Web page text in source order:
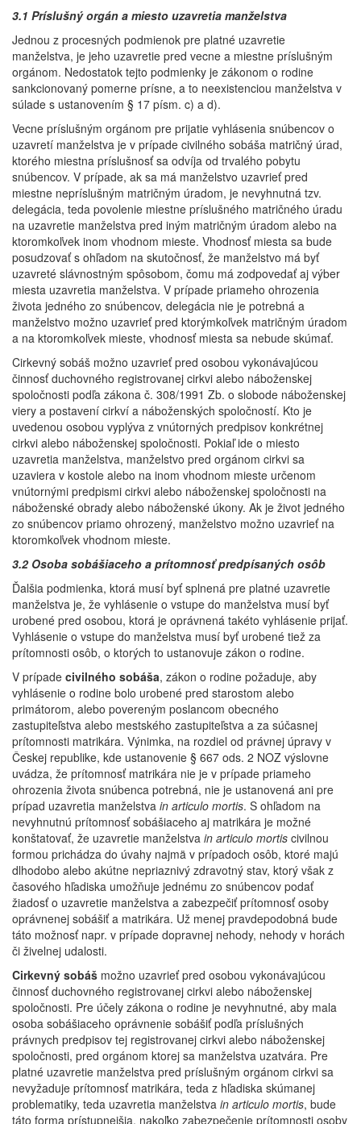
3.1 Príslušný orgán a miesto uzavretia manželstva
Jednou z procesných podmienok pre platné uzavretie
manželstva, je jeho uzavretie pred vecne a miestne príslušným
orgánom. Nedostatok tejto podmienky je zákonom o rodine
sankcionovaný pomerne prísne, a to neexistenciou manželstva v
súlade s ustanovením § 17 písm. c) a d).
Vecne príslušným orgánom pre prijatie vyhlásenia snúbencov o
uzavretí manželstva je v prípade civilného sobáša matričný úrad,
ktorého miestna príslušnosť sa odvíja od trvalého pobytu
snúbencov. V prípade, ak sa má manželstvo uzavrieť pred
miestne nepríslušným matričným úradom, je nevyhnutná tzv.
delegácia, teda povolenie miestne príslušného matričného úradu
na uzavretie manželstva pred iným matričným úradom alebo na
ktoromkoľvek inom vhodnom mieste. Vhodnosť miesta sa bude
posudzovať s ohľadom na skutočnosť, že manželstvo má byť
uzavreté slávnostným spôsobom, čomu má zodpovedať aj výber
miesta uzavretia manželstva. V prípade priameho ohrozenia
života jedného zo snúbencov, delegácia nie je potrebná a
manželstvo možno uzavrieť pred ktorýmkoľvek matričným úradom
a na ktoromkoľvek mieste, vhodnosť miesta sa nebude skúmať.
Cirkevný sobáš možno uzavrieť pred osobou vykonávajúcou
činnosť duchovného registrovanej cirkvi alebo náboženskej
spoločnosti podľa zákona č. 308/1991 Zb. o slobode náboženskej
viery a postavení cirkví a náboženských spoločností. Kto je
uvedenou osobou vyplýva z vnútorných predpisov konkrétnej
cirkvi alebo náboženskej spoločnosti. Pokiaľ ide o miesto
uzavretia manželstva, manželstvo pred orgánom cirkvi sa
uzaviera v kostole alebo na inom vhodnom mieste určenom
vnútornými predpismi cirkvi alebo náboženskej spoločnosti na
náboženské obrady alebo náboženské úkony. Ak je život jedného
zo snúbencov priamo ohrozený, manželstvo možno uzavrieť na
ktoromkoľvek vhodnom mieste.
3.2 Osoba sobášiaceho a prítomnosť predpísaných osôb
Ďalšia podmienka, ktorá musí byť splnená pre platné uzavretie
manželstva je, že vyhlásenie o vstupe do manželstva musí byť
urobené pred osobou, ktorá je oprávnená takéto vyhlásenie prijať.
Vyhlásenie o vstupe do manželstva musí byť urobené tiež za
prítomnosti osôb, o ktorých to ustanovuje zákon o rodine.
V prípade civilného sobáša, zákon o rodine požaduje, aby
vyhlásenie o rodine bolo urobené pred starostom alebo
primátorom, alebo povereným poslancom obecného
zastupiteľstva alebo mestského zastupiteľstva a za súčasnej
prítomnosti matrikára. Výnimka, na rozdiel od právnej úpravy v
Českej republike, kde ustanovenie § 667 ods. 2 NOZ výslovne
uvádza, že prítomnosť matrikára nie je v prípade priameho
ohrozenia života snúbenca potrebná, nie je ustanovená ani pre
prípad uzavretia manželstva in articulo mortis. S ohľadom na
nevyhnutnú prítomnosť sobášiaceho aj matrikára je možné
konštatovať, že uzavretie manželstva in articulo mortis civilnou
formou prichádza do úvahy najmä v prípadoch osôb, ktoré majú
dlhodobo alebo akútne nepriaznivý zdravotný stav, ktorý však z
časového hľadiska umožňuje jednému zo snúbencov podať
žiadosť o uzavretie manželstva a zabezpečiť prítomnosť osoby
oprávnenej sobášiť a matrikára. Už menej pravdepodobná bude
táto možnosť napr. v prípade dopravnej nehody, nehody v horách
či živelnej udalosti.
Cirkevný sobáš možno uzavrieť pred osobou vykonávajúcou
činnosť duchovného registrovanej cirkvi alebo náboženskej
spoločnosti. Pre účely zákona o rodine je nevyhnutné, aby mala
osoba sobášiaceho oprávnenie sobášiť podľa príslušných
právnych predpisov tej registrovanej cirkvi alebo náboženskej
spoločnosti, pred orgánom ktorej sa manželstva uzatvára. Pre
platné uzavretie manželstva pred príslušným orgánom cirkvi sa
nevyžaduje prítomnosť matrikára, teda z hľadiska skúmanej
problematiky, teda uzavretia manželstva in articulo mortis, bude
táto forma prístupnejšia, nakoľko zabezpečenie prítomnosti osoby